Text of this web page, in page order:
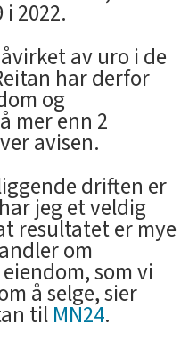
2022.
av uro i de
har derfor
og
mer enn 2
avisen.
driften er
jeg et veldig
resultatet er mye
om
som vi
å selge, sier
tilMN24.